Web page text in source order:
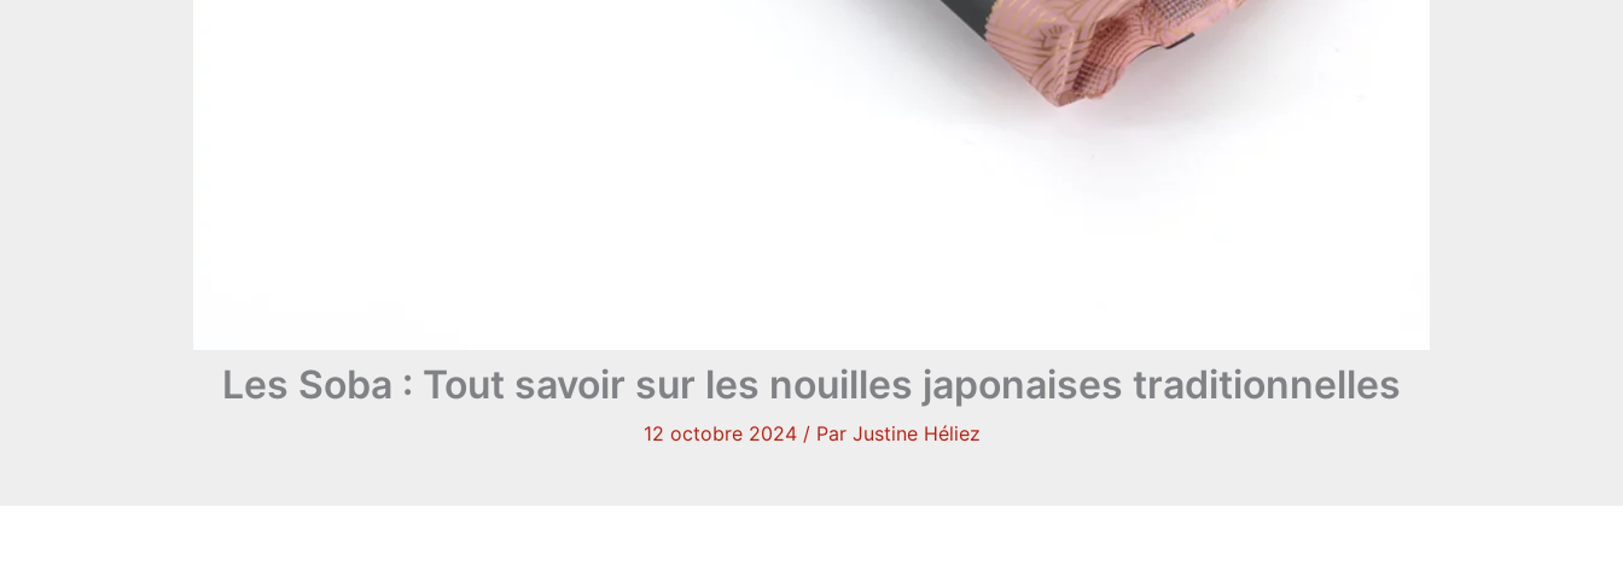
Les Soba : Tout savoir sur les nouilles japonaises traditionnelles
12 octobre 2024 / Par Justine Héliez